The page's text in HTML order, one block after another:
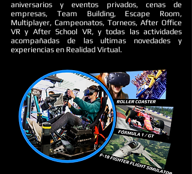
aniversarios y eventos privados, cenas de
empresas, Team Building, Escape Room,
Multiplayer, Campeonatos, Torneos, After Office
VR y After School VR, y todas las actividades
acompañadas de las ultimas novedades y
experiencias en Realidad Virtual.